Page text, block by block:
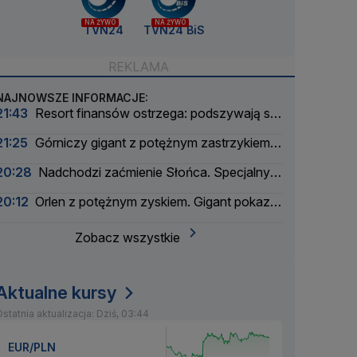
NA ŻYWO
TVN24
NA ŻYWO
TVN24 BiS
INFORMACJE:
Resort finansów ostrzega: podszywają się
Górniczy gigant z potężnym zastrzykiem
Nadchodzi zaćmienie Słońca. Specjalny
Orlen z potężnym zyskiem. Gigant pokazał
Zobacz wszystkie
kursy
aktualizacja: Dziś, 03:44
EUR/PLN